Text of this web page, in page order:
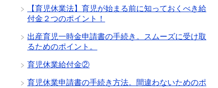
【育児休業法】育児が始まる前に知っておくべき給
付金２つのポイント！
出産育児一時金申請書の手続き。スムーズに受け取
るためのポイント。
育児休業給付金②
育児休業申請書の手続き方法。間違わないためのポ